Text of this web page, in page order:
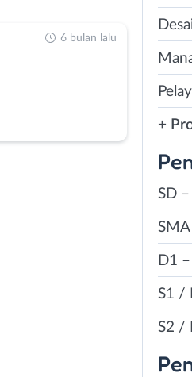
6 bulan lalu
+
SD
D1
S1 /
S2 /